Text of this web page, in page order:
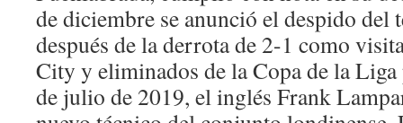
de diciembre se anunció el despido del
después de la derrota de 2-1 como
City y eliminados de la Copa de la
de julio de 2019, el inglés Frank